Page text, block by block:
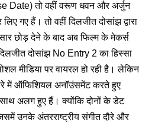
Date) तो वहीं वरूण धवन और अर्जुन
गए हैं। तो वहीं दिलजीत दोसांझ द्वारा
छोड़ देने के बाद अब फिल्म के मेकर्स
दोसांझ No Entry 2 का हिस्सा
मीडिया पर वायरल हो रही है। लेकिन
में ऑफिशियल अनॉउंसमेंट करते हुए
अलग हुए हैं। क्योंकि दोनों के डेट
उनके अंतरराष्ट्रीय संगीत दौरे और